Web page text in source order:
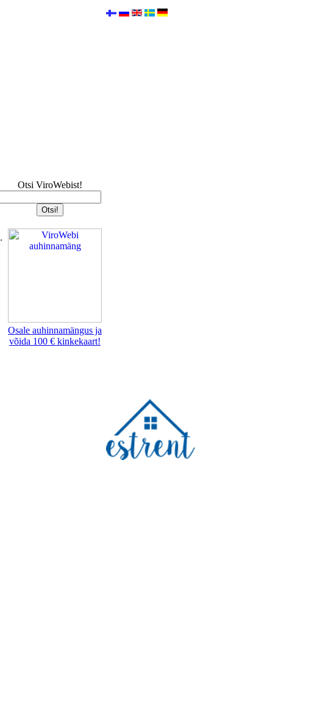
Otsi ViroWebist!
.
Osale auhinnamängus ja
võida 100 € kinkekaart!